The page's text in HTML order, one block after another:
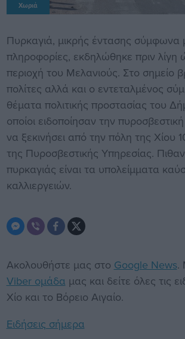
Χωριά
Πυρκαγιά, μικρής έντασης σύμφωνα
πληροφορίες, εκδηλώθηκε πριν λίγη
περιοχή του Μελανιούς. Στο σημείο
πολίτες αλλά και ο εντεταλμένος
θέματα πολιτικής προστασίας του
οποίοι ειδοποίησαν την
να ξεκινήσει από την πόλη της Χίου
της Πυροσβεστικής Υπηρεσίας.
πυρκαγιάς είναι τα υπολείμματα
καλλιεργειών.
Ακολουθήστε μας στο Google News.
Viber ομάδα μας και δείτε όλες τις
Χίο και το Βόρειο Αιγαίο.
Ειδήσεις σήμερα